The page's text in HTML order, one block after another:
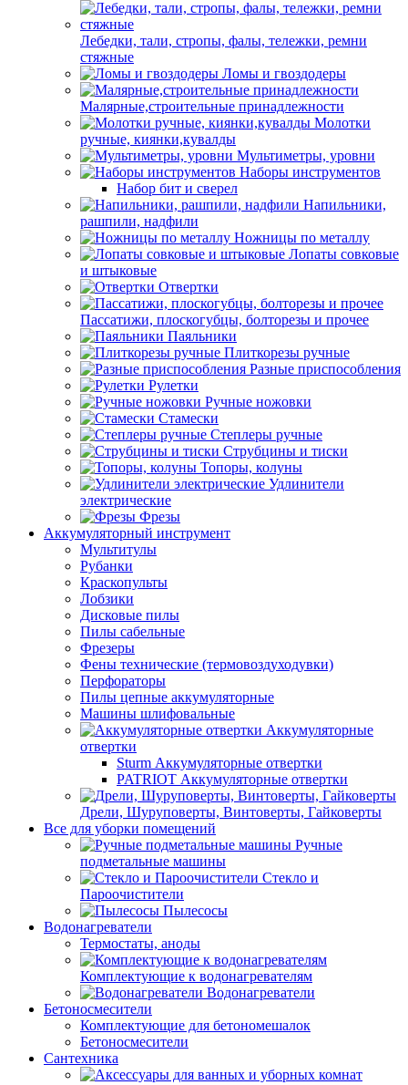
Лебедки, тали, стропы, фалы, тележки, ремни
стяжные
Ломы и гвоздодеры
Малярные,строительные принадлежности
Молотки
ручные, киянки,кувалды
Мультиметры, уровни
Наборы инструментов
Набор бит и сверел
Напильники,
рашпили, надфили
Ножницы по металлу
Лопаты совковые
и штыковые
Отвертки
Пассатижи, плоскогубцы, болторезы и прочее
Паяльники
Плиткорезы ручные
Разные приспособления
Рулетки
Ручные ножовки
Стамески
Степлеры ручные
Струбцины и тиски
Топоры, колуны
Удлинители
электрические
Фрезы
Аккумуляторный инструмент
Мультитулы
Рубанки
Краскопульты
Лобзики
Дисковые пилы
Пилы сабельные
Фрезеры
Фены технические (термовоздуходувки)
Перфораторы
Пилы цепные аккумуляторные
Машины шлифовальные
Аккумуляторные
отвертки
Sturm Аккумуляторные отвертки
PATRIOT Аккумуляторные отвертки
Дрели, Шуруповерты, Винтоверты, Гайковерты
Все для уборки помещений
Ручные
подметальные машины
Стекло и
Пароочистители
Пылесосы
Водонагреватели
Термостаты, аноды
Комплектующие к водонагревателям
Водонагреватели
Бетоносмесители
Комплектующие для бетономешалок
Бетоносмесители
Сантехника